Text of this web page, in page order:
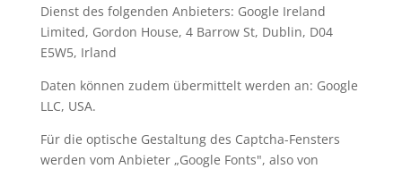
Dienst des folgenden Anbieters: Google Ireland
Limited, Gordon House, 4 Barrow St, Dublin, D04
E5W5, Irland
Daten können zudem übermittelt werden an: Google
LLC, USA.
Für die optische Gestaltung des Captcha-Fensters
werden vom Anbieter „Google Fonts", also von